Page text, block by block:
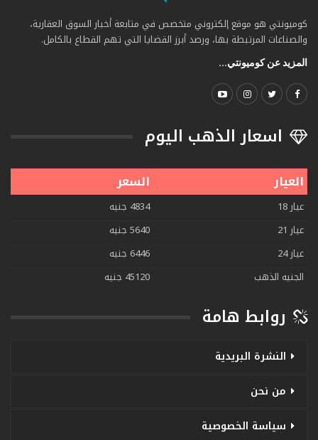
كوميونتي هو موقع إلكتروني متخصص في متابعة أخبار السوق العقارية،
والصناعات المرتبطة بها، ورصد أبرز القضايا التي تهم القطاع بالكامل.
المزيد عن كوميونتي...
اسعار الذهب اليوم
العيار السعر
عيار 18
4834 جنيه
عيار 21
5640 جنيه
عيار 24
6446 جنيه
الجنيه الذهب
45120 جنيه
روابط هامة
النشرة البريدية
من نحن
سياسة الخصوصية